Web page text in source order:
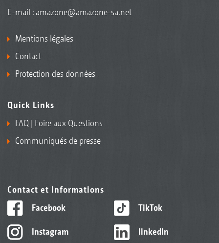
E-mail : amazone@amazone-sa.net
Mentions légales
Contact
Protection des données
Quick Links
FAQ | Foire aux Questions
Communiqués de presse
Contact et informations
Facebook
Instagram
TikTok
linkedIn